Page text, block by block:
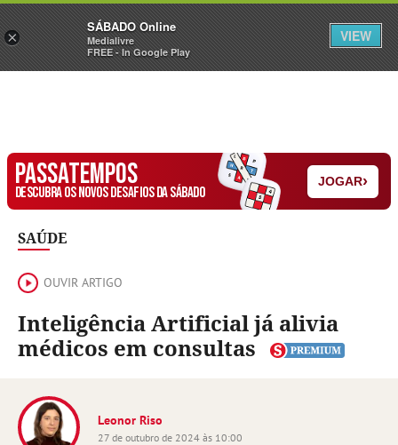
Sábado Assine Iniciar Sessão
PASSATEMPOS
DESCUBRA OS NOVOS DESAFIOS DA SÁBADO
JOGAR›
SAÚDE
OUVIR ARTIGO
Inteligência Artificial já alivia
médicos em consultas
Leonor Riso
27 de outubro de 2024 às 10:00
×
SÁBADO Online
Medialivre
FREE - In Google Play
VIEW